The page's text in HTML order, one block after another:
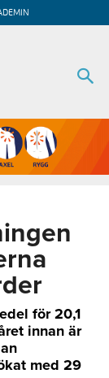
för 20,1
innan är
med 29